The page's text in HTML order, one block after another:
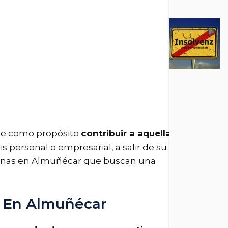
como propósito contribuir a aquellas
personal o empresarial, a salir de su
en Almuñécar que buscan una
Almuñécar